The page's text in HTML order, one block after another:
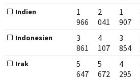
Indien
1
966
2
041
1
907
Indonesien
3
861
4
107
3
854
Irak
5
647
5
672
4
295